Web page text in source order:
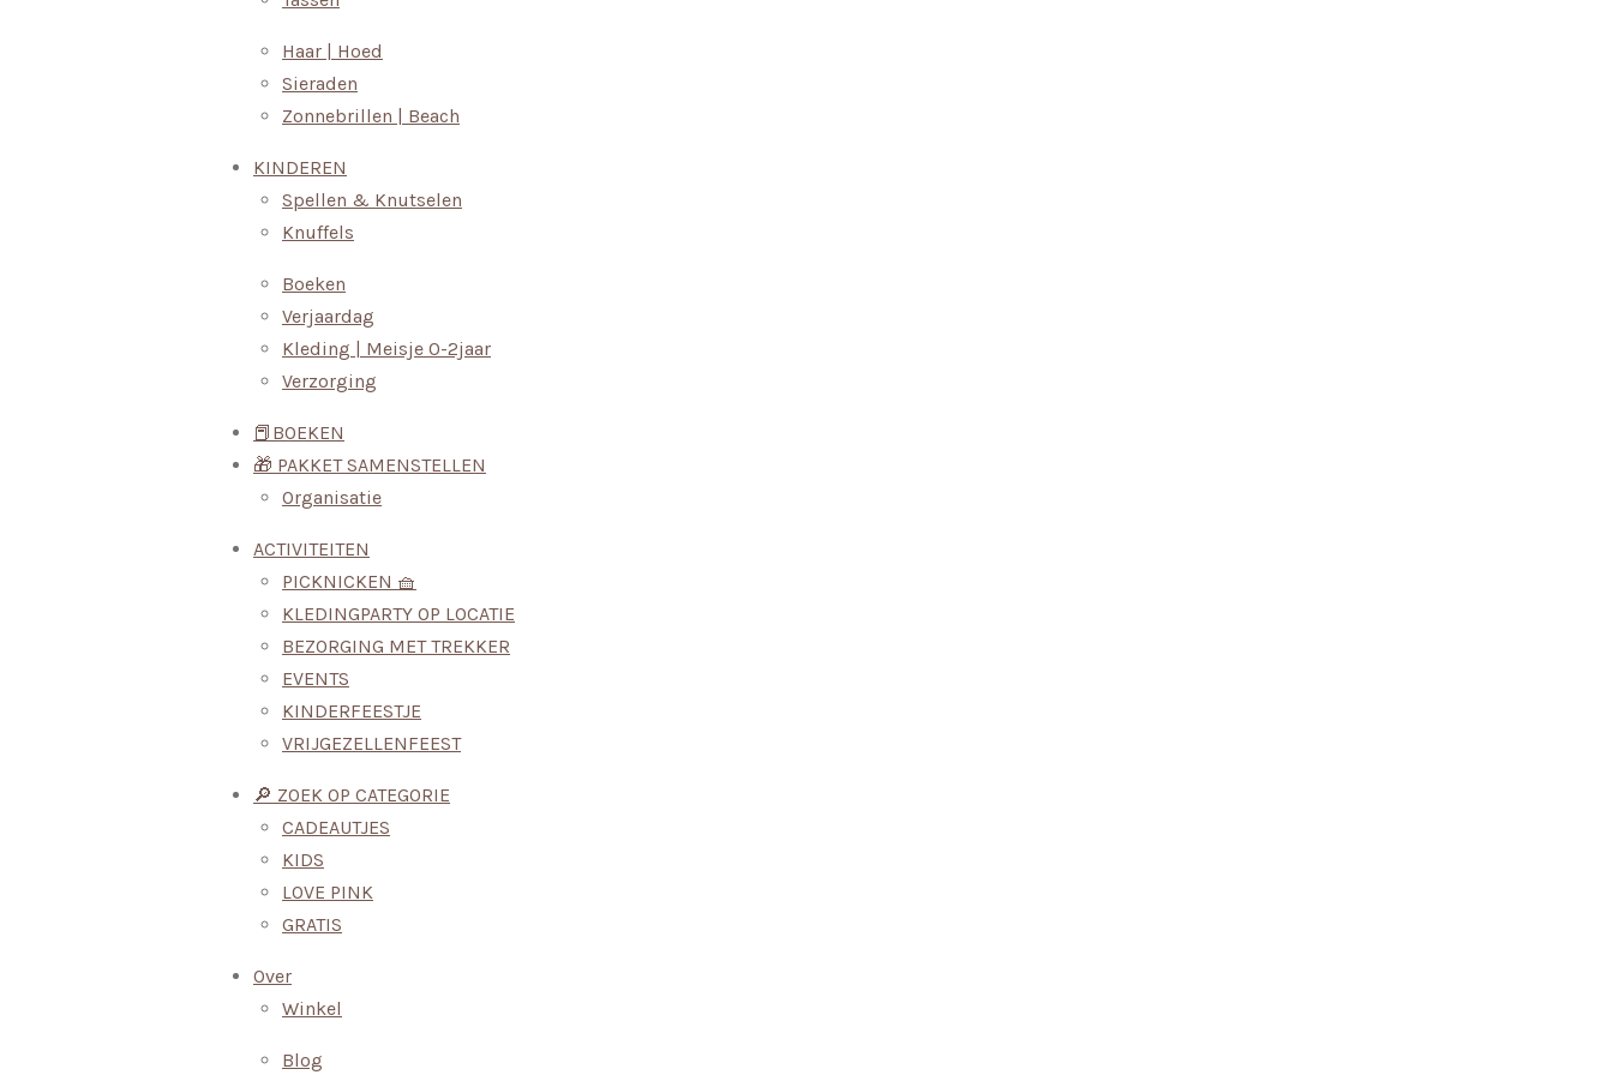
Haar | Hoed
Sieraden
Zonnebrillen | Beach
KINDEREN
Spellen & Knutselen
Knuffels
Boeken
Verjaardag
Kleding | Meisje 0-2jaar
Verzorging
📕BOEKEN
🎁 PAKKET SAMENSTELLEN
Organisatie
ACTIVITEITEN
PICKNICKEN 🧺
KLEDINGPARTY OP LOCATIE
BEZORGING MET TREKKER
EVENTS
KINDERFEESTJE
VRIJGEZELLENFEEST
🔎 ZOEK OP CATEGORIE
CADEAUTJES
KIDS
LOVE PINK
GRATIS
Over
Winkel
Blog